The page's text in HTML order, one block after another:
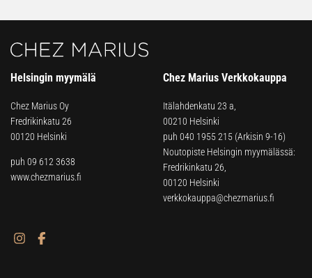
Helsingin myymälä
Chez Marius Oy
Fredrikinkatu 26
00120 Helsinki
puh 09 612 3638
www.chezmarius.fi
Chez Marius Verkkokauppa
Itälahdenkatu 23 a,
00210 Helsinki
puh 040 1955 215 (Arkisin 9-16)
Noutopiste Helsingin myymälässä:
Fredrikinkatu 26,
00120 Helsinki
verkkokauppa@chezmarius.fi